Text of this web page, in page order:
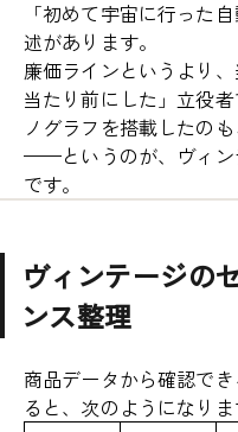
「初めて宇宙に行った
述があります。
廉価ラインというより
当たり前にした」立役
ノグラフを搭載したの
——というのが、ヴィン
です。
ヴィンテージの
ンス整理
商品データから確認で
ると、次のようになりま